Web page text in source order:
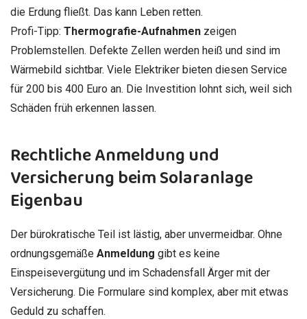
die Erdung fließt. Das kann Leben retten.
Profi-Tipp: Thermografie-Aufnahmen zeigen
Problemstellen. Defekte Zellen werden heiß und sind im
Wärmebild sichtbar. Viele Elektriker bieten diesen Service
für 200 bis 400 Euro an. Die Investition lohnt sich, weil sich
Schäden früh erkennen lassen.
Rechtliche Anmeldung und
Versicherung beim Solaranlage
Eigenbau
Der bürokratische Teil ist lästig, aber unvermeidbar. Ohne
ordnungsgemäße Anmeldung gibt es keine
Einspeisevergütung und im Schadensfall Ärger mit der
Versicherung. Die Formulare sind komplex, aber mit etwas
Geduld zu schaffen.